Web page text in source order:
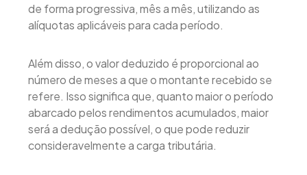
de forma progressiva, mês a mês, utilizando as
alíquotas aplicáveis para cada período.
Além disso, o valor deduzido é proporcional ao
número de meses a que o montante recebido se
refere. Isso significa que, quanto maior o período
abarcado pelos rendimentos acumulados, maior
será a dedução possível, o que pode reduzir
consideravelmente a carga tributária.